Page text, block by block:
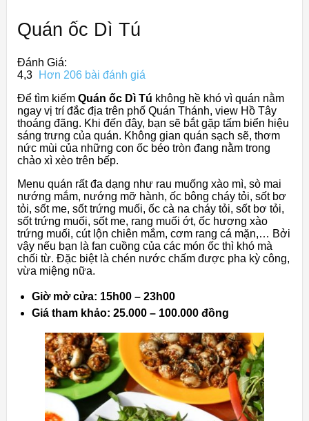
Quán ốc Dì Tú
Đánh Giá:
4,3
Hơn 206 bài đánh giá
Để tìm kiếm Quán ốc Dì Tú không hề khó vì quán nằm
ngay vị trí đắc địa trên phố Quán Thánh, view Hồ Tây
thoáng đãng. Khi đến đây, bạn sẽ bắt gặp tấm biển hiệu
sáng trưng của quán. Không gian quán sạch sẽ, thơm
nức mùi của những con ốc béo tròn đang nằm trong
chảo xì xèo trên bếp.
Menu quán rất đa dạng như rau muống xào mì, sò mai
nướng mắm, nướng mỡ hành, ốc bông cháy tỏi, sốt bơ
tỏi, sốt me, sốt trứng muối, ốc cà na cháy tỏi, sốt bơ tỏi,
sốt trứng muối, sốt me, rang muối ớt, ốc hương xào
trứng muối, cút lộn chiên mắm, cơm rang cá mặn,… Bởi
vậy nếu bạn là fan cuồng của các món ốc thì khó mà
chối từ. Đặc biệt là chén nước chấm được pha kỳ công,
vừa miệng nữa.
Giờ mở cửa: 15h00 – 23h00
Giá tham khảo: 25.000 – 100.000 đồng